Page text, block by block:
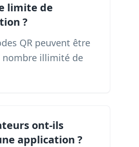
limite de
?
QR peuvent être
nombre illimité de
ont-ils
application ?